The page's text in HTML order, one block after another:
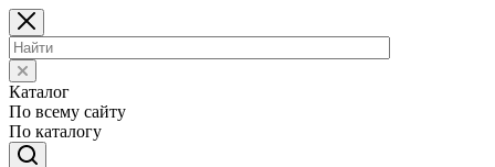
Каталог
По всему сайту
По каталогу